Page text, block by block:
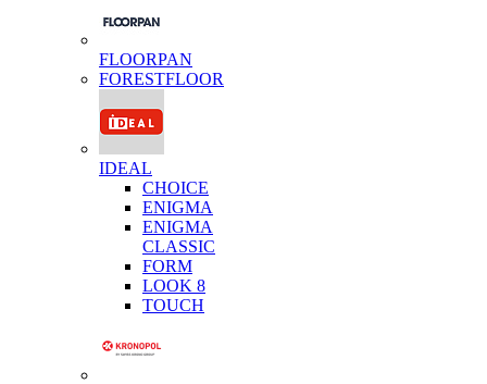
FLOORPAN
FORESTFLOOR
IDEAL
CHOICE
ENIGMA
ENIGMA
CLASSIC
FORM
LOOK 8
TOUCH